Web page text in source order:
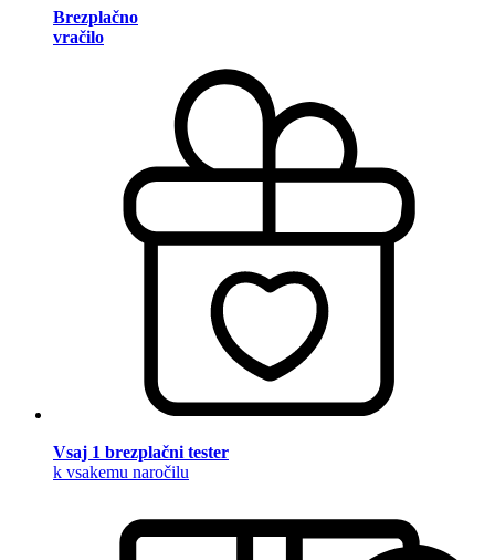
Brezplačno
vračilo
Vsaj 1 brezplačni tester
k vsakemu naročilu